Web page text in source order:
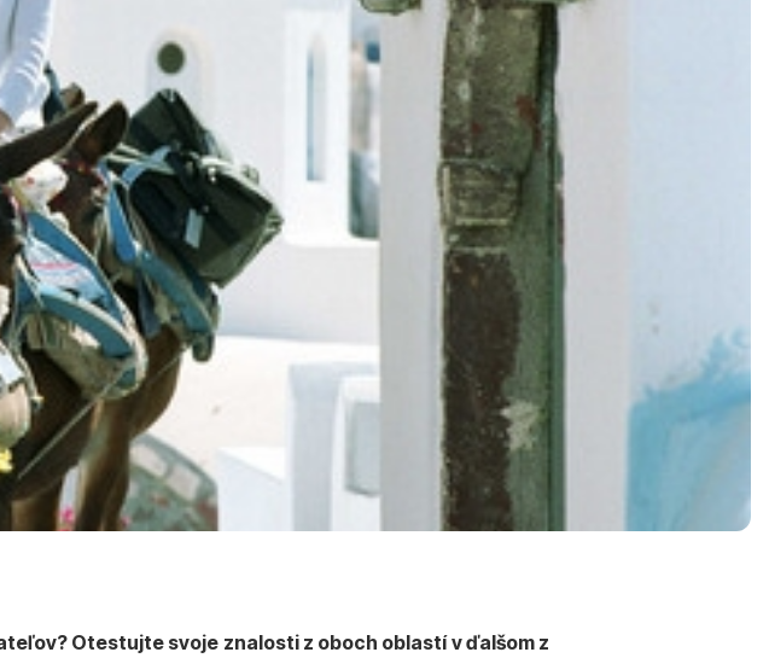
Otestujte svoje znalosti z oboch oblastí v ďalšom z